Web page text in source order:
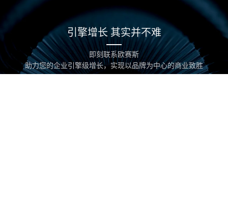
引擎增长 其实并不难
即刻联系欧赛斯
助力您的企业引擎级增长，实现以品牌为中心的商业致胜
版权所有 欧赛斯 ©2019 developed by Osens. All Rights Reserved ｜
备案号：沪ICP备11031048号-3｜网站地图｜ 技术支持：新视点网络